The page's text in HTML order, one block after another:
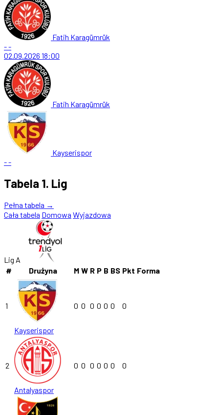
Fatih Karagümrük
--
02.09.2026 18:00
Fatih Karagümrük
Kayserispor
--
Tabela 1. Lig
Pełna tabela →
Cała tabela Domowa Wyjazdowa
Lig A
#
Drużyna M W R P B BS Pkt Forma
1
Kayserispor
0 0 0 0 0 0 0
2
Antalyaspor
0 0 0 0 0 0 0